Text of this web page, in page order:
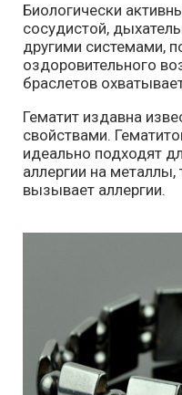
Биологически
сосудистой,
другими системами,
оздоровительного
браслетов
Гематит издавна
свойствами.
идеально подходят
аллергии на металлы,
вызывает аллергии.